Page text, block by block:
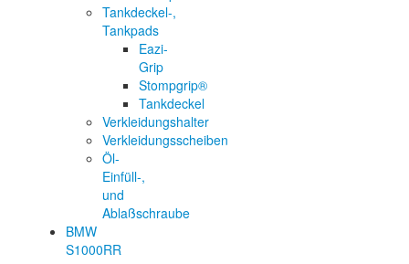
Tankdeckel-,
Tankpads
Eazi-
Grip
Stompgrip®
Tankdeckel
Verkleidungshalter
Verkleidungsscheiben
Öl-
Einfüll-,
und
Ablaßschraube
BMW
S1000RR